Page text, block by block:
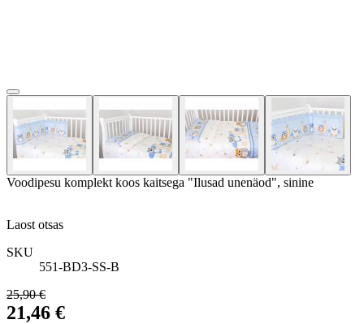
Voodipesu komplekt koos kaitsega "Ilusad unenäod", sinine
Laost otsas
SKU
551-BD3-SS-B
25,90 €
21,46 €